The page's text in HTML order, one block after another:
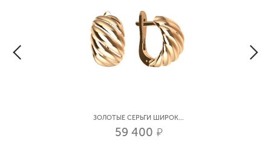
ЗОЛОТЫЕ СЕРЬГИ ШИРОК...
59 400 р.